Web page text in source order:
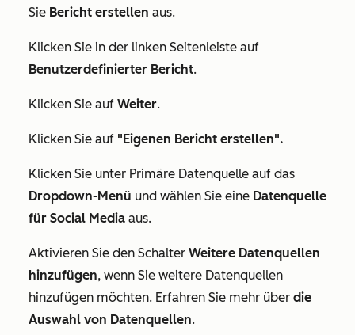
Sie Bericht erstellen aus.
Klicken Sie in der linken Seitenleiste auf
Benutzerdefinierter Bericht.
Klicken Sie auf Weiter.
Klicken Sie auf "Eigenen Bericht erstellen".
Klicken Sie unter Primäre Datenquelle auf das
Dropdown-Menü und wählen Sie eine Datenquelle
für Social Media aus.
Aktivieren Sie den Schalter Weitere Datenquellen
hinzufügen, wenn Sie weitere Datenquellen
hinzufügen möchten. Erfahren Sie mehr über die
Auswahl von Datenquellen.